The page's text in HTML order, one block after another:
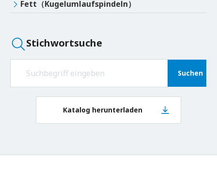
Fett（Kugelumlaufspindeln）
Stichwortsuche
Suchen
Katalog herunterladen